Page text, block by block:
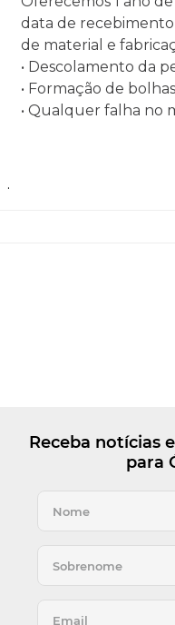
data de
de material e
• Descolamento da
• Formação de
• Qualquer falha no
.
Receba notícias
para